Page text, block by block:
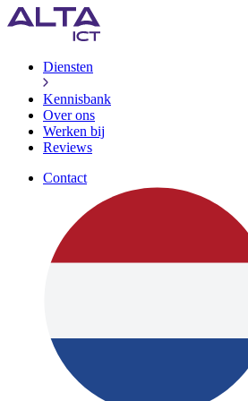
Diensten
Kennisbank
Over ons
Werken bij
Reviews
Contact